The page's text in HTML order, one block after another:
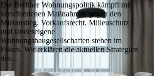
Die Berliner Wohnungspolitik kämpft mit
verschiedenen Maßnahmen gegen den
Mietanstieg. Vorkaufsrecht, Milieuschutz
und landeseigene
Wohnungsbaugesellschaften stehen im
Fokus. Wir erklären die aktuellen Strategien
des…